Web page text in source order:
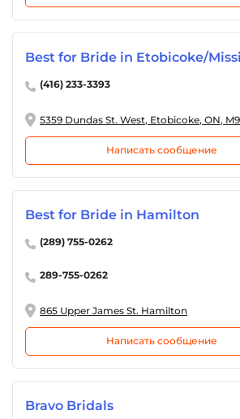
Best for Bride in Etobicoke/
(416) 233-3393
5359 Dundas St. West, Etobicoke, ON,
Написать сообщение
Best for Bride in Hamilton
(289) 755-0262
289-755-0262
865 Upper James St. Hamilton
Написать сообщение
Bravo Bridals